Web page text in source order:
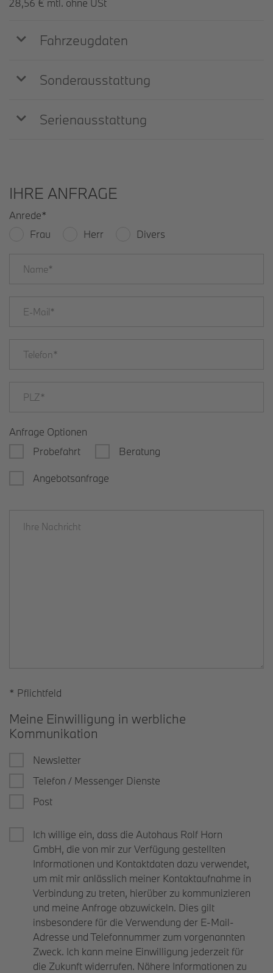
28,56 € mtl. ohne USt
Fahrzeugdaten
Sonderausstattung
Serienausstattung
IHRE ANFRAGE
Anrede*
Frau
Herr Divers
Anfrage Optionen
Probefahrt
Beratung
Angebotsanfrage
* Pflichtfeld
Meine Einwilligung in werbliche
Kommunikation
Newsletter
Telefon / Messenger Dienste
Post
Ich willige ein, dass die Autohaus Rolf Horn
GmbH, die von mir zur Verfügung gestellten
Informationen und Kontaktdaten dazu verwendet,
um mit mir anlässlich meiner Kontaktaufnahme in
Verbindung zu treten, hierüber zu kommunizieren
und meine Anfrage abzuwickeln. Dies gilt
insbesondere für die Verwendung der E-Mail-
Adresse und Telefonnummer zum vorgenannten
Zweck. Ich kann meine Einwilligung jederzeit für
die Zukunft widerrufen. Nähere Informationen zu